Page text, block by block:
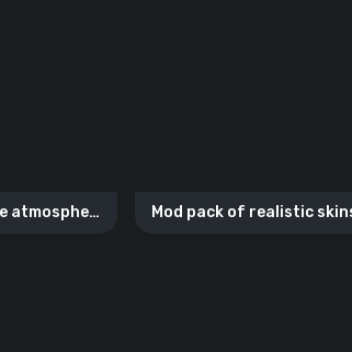
atmosphere
Mod pack of realistic